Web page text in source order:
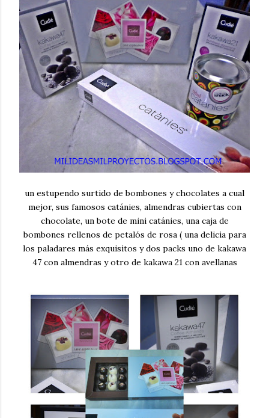
un estupendo surtido de bombones y chocolates a cual
mejor, sus famosos catánies, almendras cubiertas con
chocolate, un bote de mini catánies, una caja de
bombones rellenos de petalós de rosa ( una delicia para
los paladares más exquisitos y dos packs uno de kakawa
47 con almendras y otro de kakawa 21 con avellanas